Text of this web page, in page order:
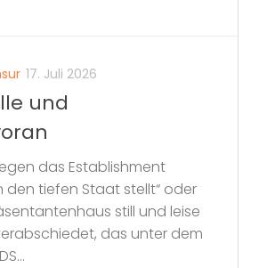
17. Juli 2026
und
das Establishment
den tiefen Staat stellt“ oder
still und leise
das unter dem